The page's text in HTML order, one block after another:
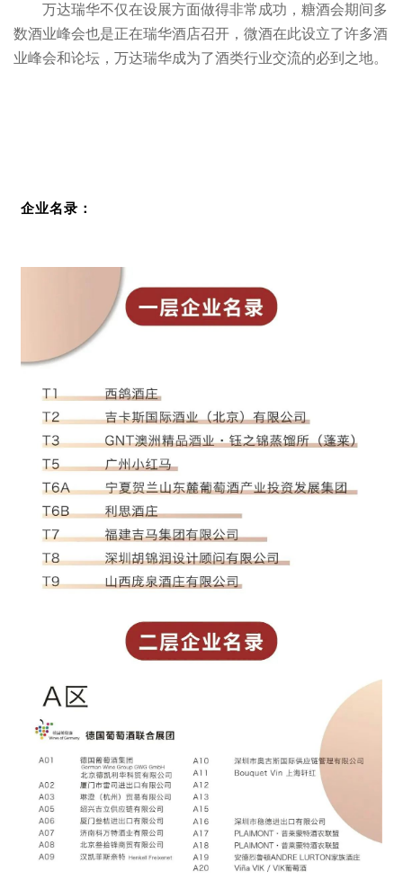
万达瑞华不仅在设展方面做得非常成功，糖酒会期间多
数酒业峰会也是正在瑞华酒店召开，微酒在此设立了许多酒
业峰会和论坛，万达瑞华成为了酒类行业交流的必到之地。
企业名录：